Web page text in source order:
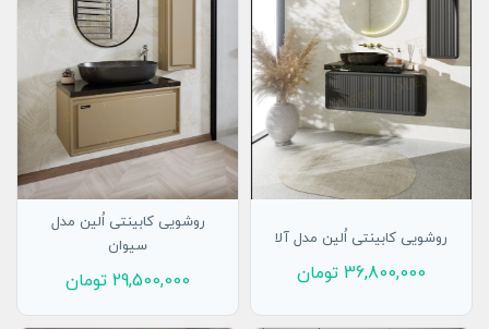
روشویی کابینتی اُلین مدل آلا
36,800,000 تومان
روشویی کابینتی اُلین مدل
سیوان
29,500,000 تومان